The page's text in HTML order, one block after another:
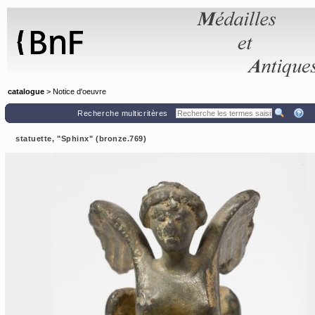
catalogue > Notice d'oeuvre
Recherche multicritères
statuette, "Sphinx" (bronze.769)